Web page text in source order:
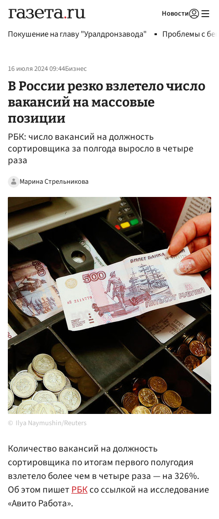
Новости
Покушение на главу "Уралдронзавода" Проблемы с
16 июля 2024 09:44Бизнес
В России резко взлетело число
вакансий на массовые
позиции
РБК: число вакансий на должность
сортировщика за полгода выросло в четыре
раза
Марина Стрельникова
Ilya Naymushin/Reuters
Количество вакансий на должность
сортировщика по итогам первого полугодия
взлетело более чем в четыре раза — на 326%.
Об этом пишетРБКсо ссылкой на исследование
«Авито Работа».